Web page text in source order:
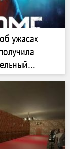
ужасах